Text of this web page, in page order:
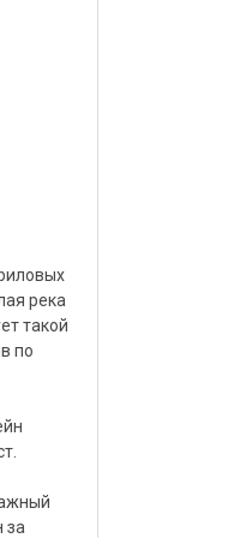
река
такой
по
за